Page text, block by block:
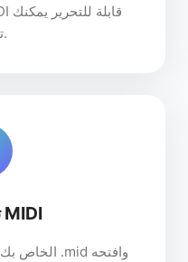
تنقيحها.
تنزيل ملف MIDI